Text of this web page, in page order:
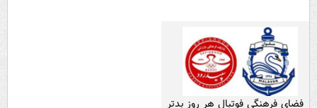
فضای فرهنگی فوتبال هر روز بدتر